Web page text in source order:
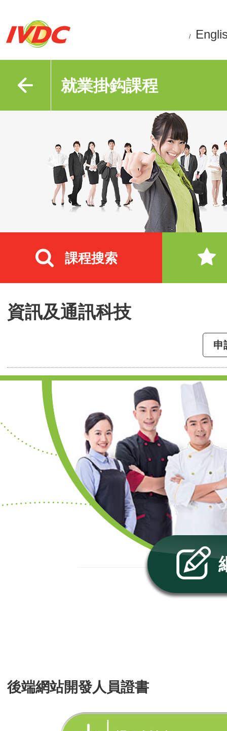
/
就業掛鈎課程
課程搜索
資訊及通訊科技
申
後端網站開發人員證書